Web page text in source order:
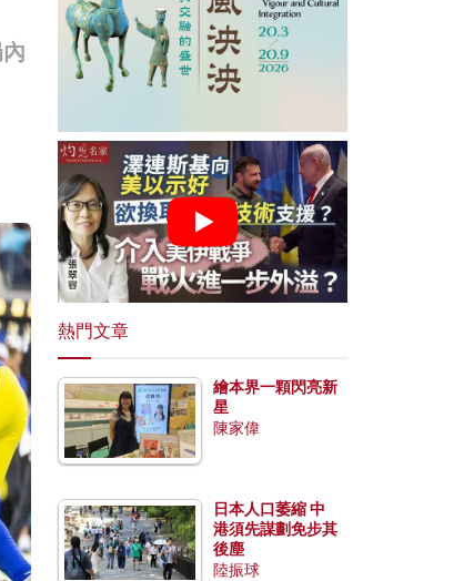
熱門文章
繪本界一顆閃亮新
星
陳家偉
日本人口萎縮 中
港須先謀劃免步其
後塵
陸振球